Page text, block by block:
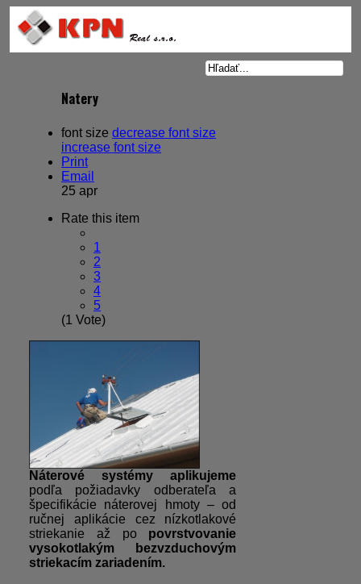
Natery
font size decrease font size
increase font size
Print
Email
25 apr
Rate this item
1
2
3
4
5
(1 Vote)
Náterové systémy aplikujeme
podľa požiadavky odberateľa a
špecifikácie náterovej hmoty – od
ručnej aplikácie cez nízkotlakové
striekanie až po povrstvovanie
vysokotlakým bezvzduchovým
striekacím zariadením.